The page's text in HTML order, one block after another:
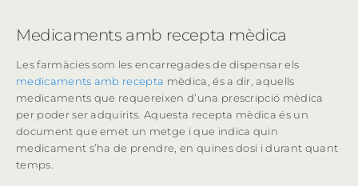
Medicaments amb recepta mèdica
Les farmàcies som les encarregades de dispensar els
medicaments amb recepta mèdica, és a dir, aquells
medicaments que requereixen d’una prescripció mèdica
per poder ser adquirits. Aquesta recepta mèdica és un
document que emet un metge i que indica quin
medicament s’ha de prendre, en quines dosi i durant quant
temps.